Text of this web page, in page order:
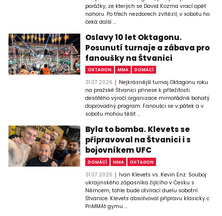
porážky, ze kterých se David Kozma vrací opět
nahoru. Po třech nezdarech zvítězil, v sobotu ho
čeká další ...
Oslavy 10 let Oktagonu.
Posunutí turnaje a zábava pro
fanoušky na Štvanici
OKTAGON MMA DOMÁCÍ
31.07.2026
Nejkrásnější turnaj Oktagonu roku
na pražské Štvanici přinese k příležitosti
desátého výročí organizace mimořádně bohatý
doprovodný program. Fanoušci se v pátek a v
sobotu mohou těšit ...
Byla to bomba. Klevets se
připravoval na Štvanici i s
bojovníkem UFC
DOMÁCÍ MMA OKTAGON
31.07.2026
Ivan Klevets vs. Kevin Enz. Souboj
ukrajinského zápasníka žijícího v Česku s
Němcem, tohle bude otvírací duelu sobotní
Štvanice. Klevets absolvoval přípravu klasicky c
PriMMAt gymu ...